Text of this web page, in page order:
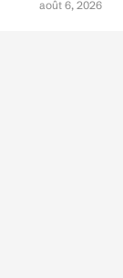
août 6, 2026